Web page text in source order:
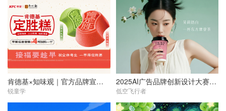
肯德基×知味观｜官方品牌宣发AI短片
锐童学
2025AI广告品牌创新设计大赛命题类金奖｜茉莉奶白
低空飞行者